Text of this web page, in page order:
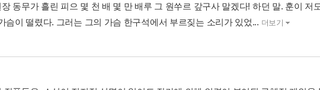
동무가 흘린 피으 몇 천 배 몇 만 배루 그 원쑤르 갚구사 말겠다! 하던 말. 훈이 저
슴이 떨렸다. 그러는 그의 가슴 한구석에서 부르짖는 소리가 있었... 더보기